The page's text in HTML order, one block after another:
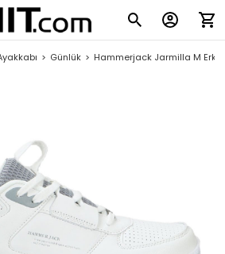
Günlük Hammerjack Jarmilla M